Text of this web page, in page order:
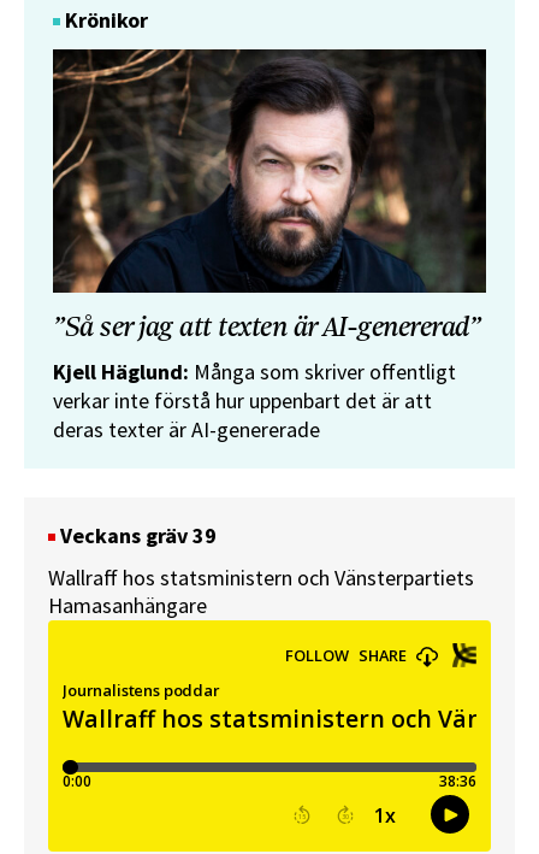
Krönikor
”Så ser jag att texten är AI-genererad”
Kjell Häglund: Många som skriver offentligt
verkar inte förstå hur uppenbart det är att
deras texter är AI-genererade
Veckans gräv 39
Wallraff hos statsministern och Vänsterpartiets
Hamasanhängare